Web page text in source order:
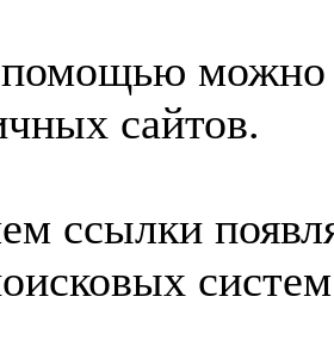
можно
сайтов.
ссылки